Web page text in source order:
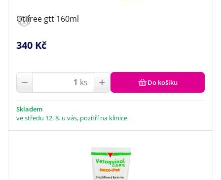
Otifree gtt 160ml
340 Kč
ks Do košíku
Skladem
ve středu 12. 8. u vás, pozítří na klinice